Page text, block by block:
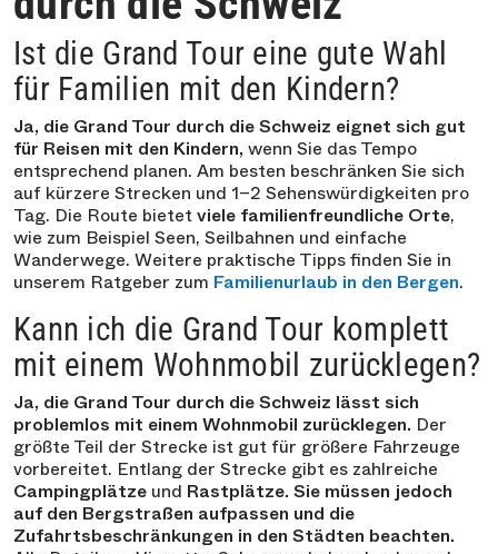
Ist die Grand Tour eine gute Wahl
für Familien mit den Kindern?
Ja, die Grand Tour durch die Schweiz eignet sich gut
für Reisen mit den Kindern, wenn Sie das Tempo
entsprechend planen. Am besten beschränken Sie sich
auf kürzere Strecken und 1–2 Sehenswürdigkeiten pro
Tag. Die Route bietetviele familienfreundliche Orte,
wie zum Beispiel Seen, Seilbahnen und einfache
Wanderwege. Weitere praktische Tipps finden Sie in
unserem Ratgeber zum Familienurlaub in den Bergen.
Kann ich die Grand Tour komplett
mit einem Wohnmobil zurücklegen?
Ja, die Grand Tour durch die Schweiz lässt sich
problemlos mit einem Wohnmobil zurücklegen. Der
größte Teil der Strecke ist gut für größere Fahrzeuge
vorbereitet. Entlang der Strecke gibt es zahlreiche
Campingplätze und Rastplätze. Sie müssen jedoch
auf den Bergstraßen aufpassen und die
Zufahrtsbeschränkungen in den Städten beachten.